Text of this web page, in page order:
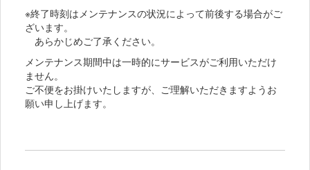
※終了時刻はメンテナンスの状況によって前後する場合がご
ざいます。
あらかじめご了承ください。
メンテナンス期間中は一時的にサービスがご利用いただけ
ません。
ご不便をお掛けいたしますが、ご理解いただきますようお
願い申し上げます。